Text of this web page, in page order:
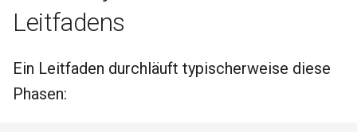
Leitfadens
Ein Leitfaden durchläuft typischerweise diese
Phasen: